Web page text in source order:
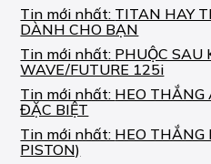
Tin mới nhất: TITAN HAY
DÀNH CHO BẠN
Tin mới nhất: PHUỘC SAU
WAVE/FUTURE 125i
Tin mới nhất: HEO THẮNG
ĐẶC BIỆT
Tin mới nhất: HEO THẮNG
PISTON)